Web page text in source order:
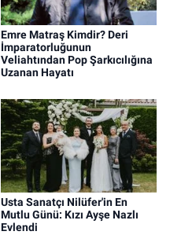
Emre Matraş Kimdir? Deri
İmparatorluğunun
Veliahtından Pop Şarkıcılığına
Uzanan Hayatı
Usta Sanatçı Nilüfer'in En
Mutlu Günü: Kızı Ayşe Nazlı
Evlendi